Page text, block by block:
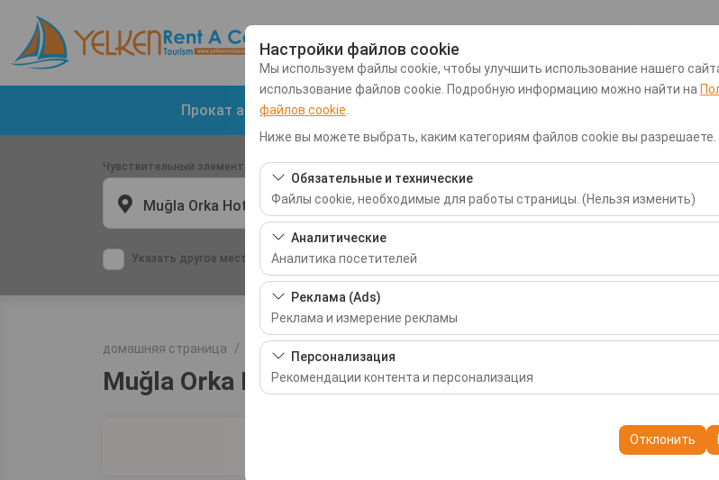
Настройки файлов cookie
Мы используем файлы cookie, чтобы улучшить использование нашего
использование файлов cookie. Подробную информацию можно найти на
файлов cookie
Ниже вы можете выбрать, каким категориям файлов cookie вы разрешаете.
Обязательные и технические
Файлы cookie, необходимые для работы страницы. (Нельзя изменить)
Эти файлы cookie необходимы для корректной работы сайта,
базовых функций. Их нельзя отключить.
Аналитические
Аналитика посетителей
Эти файлы cookie позволяют нам анализировать, как используется наш
самые посещаемые страницы, поведение пользователей). Эти данные
производительности сайта и постоянного улучшения
Реклама (Ads)
Реклама и измерение рекламы
Эти файлы cookie позволяют показывать вам персонализированную
интересами и измерять эффективность наших рекламных кампаний
кликабельности).
Персонализация
Рекомендации контента и персонализация
платформе путем сохранения настроек пользовательского интерфейса,
Отклонить
Прокат автомобилей в аэропорту Даламан
Чувствительный элемент
Muğla Orka Hotels
Указать другое место возврата машины
Дата и время пуска
09:00
домашняя страница Прокат Места
Muğla Orka Hotels